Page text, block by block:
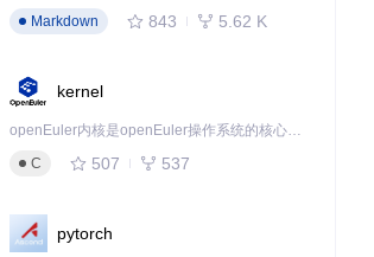
Markdown
843 5.62 K
kernel
openEuler内核是openEuler操作系统的核心，既是系统性能与稳定性的基石，也是连接处理器、设备与服务的桥梁。
C
507 537
pytorch